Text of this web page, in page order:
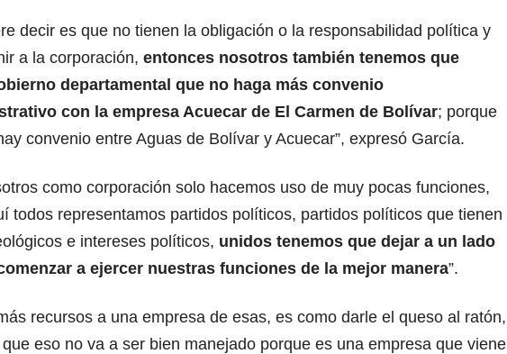
decir es que no tienen la obligación o la responsabilidad política y
a la corporación, entonces nosotros también tenemos que
departamental que no haga más convenio
con la empresa Acuecar de El Carmen de Bolívar; porque
convenio entre Aguas de Bolívar y Acuecar”, expresó García.
como corporación solo hacemos uso de muy pocas funciones,
todos representamos partidos políticos, partidos políticos que tienen
e intereses políticos, unidos tenemos que dejar a un lado
a ejercer nuestras funciones de la mejor manera”.
recursos a una empresa de esas, es como darle el queso al ratón,
eso no va a ser bien manejado porque es una empresa que viene